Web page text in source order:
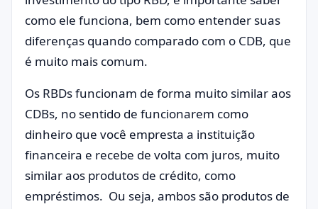
como ele funciona, bem como entender suas
diferenças quando comparado com o CDB, que
é muito mais comum.
Os RBDs funcionam de forma muito similar aos
CDBs, no sentido de funcionarem como
dinheiro que você empresta a instituição
financeira e recebe de volta com juros, muito
similar aos produtos de crédito, como
empréstimos. Ou seja, ambos são produtos de